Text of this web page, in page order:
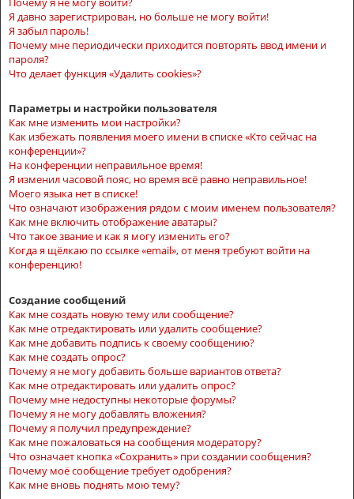
Я давно зарегистрирован, но больше не могу войти!
Я забыл пароль!
Почему мне периодически приходится повторять ввод имени и
пароля?
Что делает функция «Удалить cookies»?
Параметры и настройки пользователя
Как мне изменить мои настройки?
Как избежать появления моего имени в списке «Кто сейчас на
конференции»?
На конференции неправильное время!
Я изменил часовой пояс, но время всё равно неправильное!
Моего языка нет в списке!
Что означают изображения рядом с моим именем пользователя?
Как мне включить отображение аватары?
Что такое звание и как я могу изменить его?
Когда я щёлкаю по ссылке «email», от меня требуют войти на
конференцию!
Создание сообщений
Как мне создать новую тему или сообщение?
Как мне отредактировать или удалить сообщение?
Как мне добавить подпись к своему сообщению?
Как мне создать опрос?
Почему я не могу добавить больше вариантов ответа?
Как мне отредактировать или удалить опрос?
Почему мне недоступны некоторые форумы?
Почему я не могу добавлять вложения?
Почему я получил предупреждение?
Как мне пожаловаться на сообщения модератору?
Что означает кнопка «Сохранить» при создании сообщения?
Почему моё сообщение требует одобрения?
Как мне вновь поднять мою тему?